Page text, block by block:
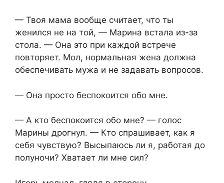
— Твоя мама вообще считает, что ты
женился не на той, — Марина встала из-за
стола. — Она это при каждой встрече
повторяет. Мол, нормальная жена должна
обеспечивать мужа и не задавать вопросов.
— Она просто беспокоится обо мне.
— А кто беспокоится обо мне? — голос
Марины дрогнул. — Кто спрашивает, как я
себя чувствую? Высыпаюсь ли я, работая до
полуночи? Хватает ли мне сил?